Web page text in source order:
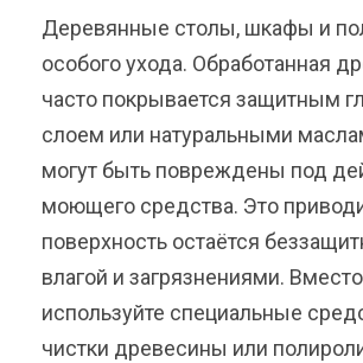
Деревянные столы, шкафы и
особого ухода. Обработанная
часто покрывается защитным
слоем или натуральными
могут быть повреждены под
моющего средства. Это
поверхность остаётся
влагой и загрязнениями.
используйте специальные
чистки древесины или